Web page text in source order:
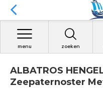
zoeken
menu
ALBATROS
Zeepaternoster